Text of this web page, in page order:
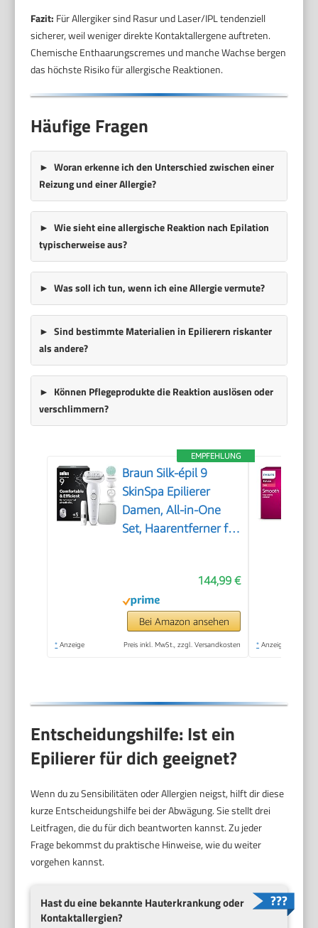
Fazit: Für Allergiker sind Rasur und Laser/IPL tendenziell
sicherer, weil weniger direkte Kontaktallergene auftreten.
Chemische Enthaarungscremes und manche Wachse bergen
das höchste Risiko für allergische Reaktionen.
Häufige Fragen
Woran erkenne ich den Unterschied zwischen einer
Reizung und einer Allergie?
Wie sieht eine allergische Reaktion nach Epilation
typischerweise aus?
Was soll ich tun, wenn ich eine Allergie vermute?
Sind bestimmte Materialien in Epilierern riskanter
als andere?
Können Pflegeprodukte die Reaktion auslösen oder
verschlimmern?
EMPFEHLUNG
Braun Silk-épil 9
SkinSpa Epilierer
Damen, All-in-One
Set, Haarentferner für
Wasserdicht — Inkl.
Facespa
Gesichtshaarentferner
144,99 €
Bei Amazon ansehen
* Anzeige Preis inkl. MwSt., zzgl. Versandkosten * Anzeige
Entscheidungshilfe: Ist ein
Epilierer für dich geeignet?
Wenn du zu Sensibilitäten oder Allergien neigst, hilft dir diese
kurze Entscheidungshilfe bei der Abwägung. Sie stellt drei
Leitfragen, die du für dich beantworten kannst. Zu jeder
Frage bekommst du praktische Hinweise, wie du weiter
vorgehen kannst.
Hast du eine bekannte Hauterkrankung oder
Kontaktallergien?